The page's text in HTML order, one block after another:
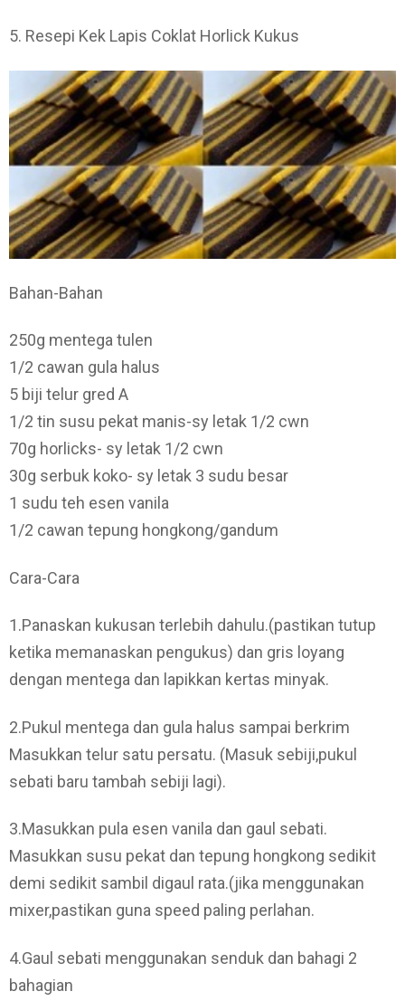
5. Resepi Kek Lapis Coklat Horlick Kukus
Bahan-Bahan
250g mentega tulen
1/2 cawan gula halus
5 biji telur gred A
1/2 tin susu pekat manis-sy letak 1/2 cwn
70g horlicks- sy letak 1/2 cwn
30g serbuk koko- sy letak 3 sudu besar
1 sudu teh esen vanila
1/2 cawan tepung hongkong/gandum
Cara-Cara
1.Panaskan kukusan terlebih dahulu.(pastikan tutup
ketika memanaskan pengukus) dan gris loyang
dengan mentega dan lapikkan kertas minyak.
2.Pukul mentega dan gula halus sampai berkrim
Masukkan telur satu persatu. (Masuk sebiji,pukul
sebati baru tambah sebiji lagi).
3.Masukkan pula esen vanila dan gaul sebati.
Masukkan susu pekat dan tepung hongkong sedikit
demi sedikit sambil digaul rata.(jika menggunakan
mixer,pastikan guna speed paling perlahan.
4.Gaul sebati menggunakan senduk dan bahagi 2
bahagian